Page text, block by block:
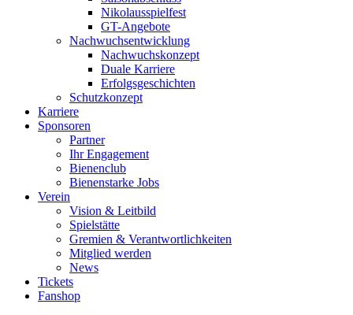
Nikolausspielfest
GT-Angebote
Nachwuchsentwicklung
Nachwuchskonzept
Duale Karriere
Erfolgsgeschichten
Schutzkonzept
Karriere
Sponsoren
Partner
Ihr Engagement
Bienenclub
Bienenstarke Jobs
Verein
Vision & Leitbild
Spielstätte
Gremien & Verantwortlichkeiten
Mitglied werden
News
Tickets
Fanshop